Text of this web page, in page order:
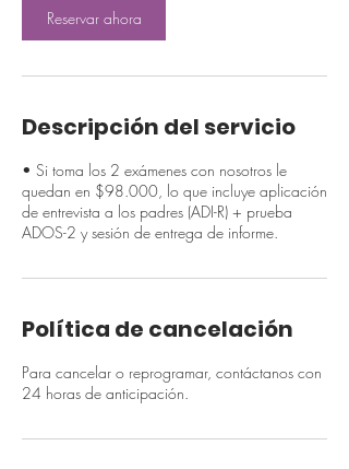
m
n
Reservar ahora
Descripción del servicio
• Si toma los 2 exámenes con nosotros le
quedan en $98.000, lo que incluye aplicación
de entrevista a los padres (ADI-R) + prueba
ADOS-2 y sesión de entrega de informe.
Política de cancelación
Para cancelar o reprogramar, contáctanos con
24 horas de anticipación.